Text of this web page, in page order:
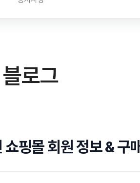
블로그
몰 회원 정보 & 구